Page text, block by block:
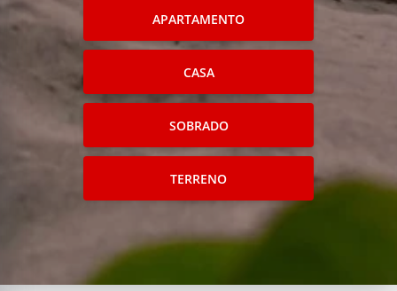
APARTAMENTO
CASA
SOBRADO
TERRENO